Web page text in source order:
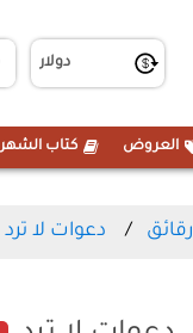
العروض كتاب الشهر
رقائق دعوات لا ترد